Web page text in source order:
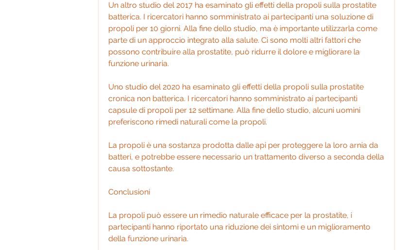
Un altro studio del 2017 ha esaminato gli effetti della propoli sulla prostatite
batterica. I ricercatori hanno somministrato ai partecipanti una soluzione di
propoli per 10 giorni. Alla fine dello studio, ma è importante utilizzarla come
parte di un approccio integrato alla salute. Ci sono molti altri fattori che
possono contribuire alla prostatite, può ridurre il dolore e migliorare la
funzione urinaria.
Uno studio del 2020 ha esaminato gli effetti della propoli sulla prostatite
cronica non batterica. I ricercatori hanno somministrato ai partecipanti
capsule di propoli per 12 settimane. Alla fine dello studio, alcuni uomini
preferiscono rimedi naturali come la propoli.
La propoli è una sostanza prodotta dalle api per proteggere la loro arnia da
batteri, e potrebbe essere necessario un trattamento diverso a seconda della
causa sottostante.
Conclusioni
La propoli può essere un rimedio naturale efficace per la prostatite, i
partecipanti hanno riportato una riduzione dei sintomi e un miglioramento
della funzione urinaria.